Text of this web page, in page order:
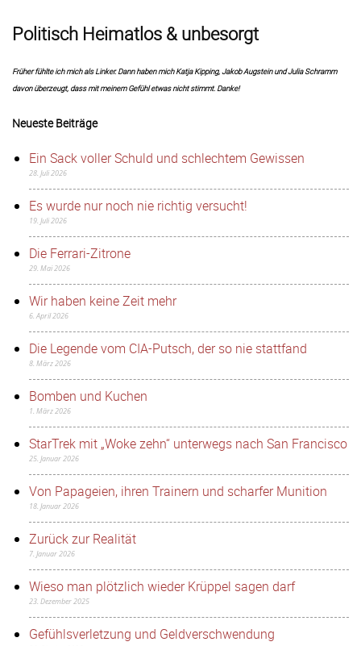
Politisch Heimatlos & unbesorgt
Früher fühlte ich mich als Linker. Dann haben mich Katja Kipping, Jakob Augstein und Julia Schramm
davon überzeugt, dass mit meinem Gefühl etwas nicht stimmt. Danke!
Neueste Beiträge
Ein Sack voller Schuld und schlechtem Gewissen
28. Juli 2026
Es wurde nur noch nie richtig versucht!
19. Juli 2026
Die Ferrari-Zitrone
29. Mai 2026
Wir haben keine Zeit mehr
6. April 2026
Die Legende vom CIA-Putsch, der so nie stattfand
8. März 2026
Bomben und Kuchen
1. März 2026
StarTrek mit „Woke zehn“ unterwegs nach San Francisco
25. Januar 2026
Von Papageien, ihren Trainern und scharfer Munition
18. Januar 2026
Zurück zur Realität
7. Januar 2026
Wieso man plötzlich wieder Krüppel sagen darf
23. Dezember 2025
Gefühlsverletzung und Geldverschwendung